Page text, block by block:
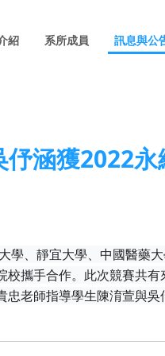
紹 系所成員 訊息與公
涵獲2022
學、靜宜大學、中國醫藥
校攜手合作。此次競賽共有
老師指導學生陳淯萱與吳